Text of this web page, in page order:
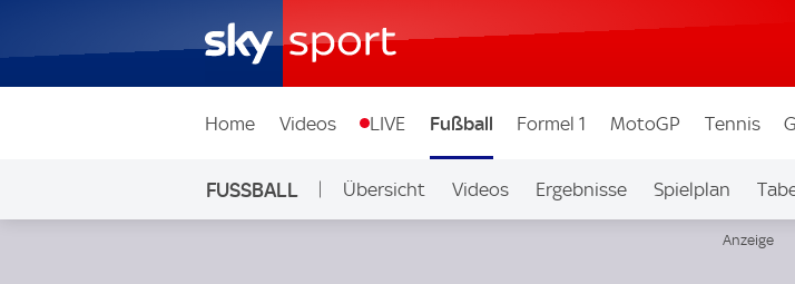
Home Videos LIVE Fußball Formel 1 MotoGP Tennis
FUSSBALL Übersicht Videos Ergebnisse Spielplan